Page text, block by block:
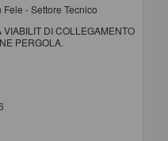
- Settore Tecnico
DI COLLEGAMENTO
PERGOLA.